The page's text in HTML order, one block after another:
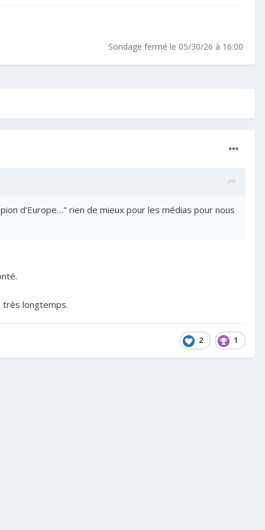
Sondage fermé le 05/30/26 à 16:00
d’Europe…" rien de mieux pour les médias pour nous
très longtemps.
2 1